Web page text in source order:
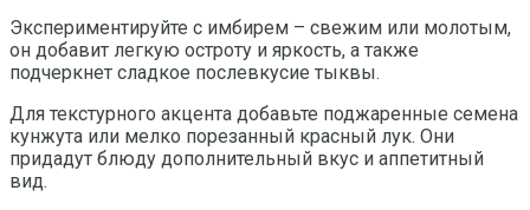
Экспериментируйте с имбирем – свежим или молотым,
он добавит легкую остроту и яркость, а также
подчеркнет сладкое послевкусие тыквы.
Для текстурного акцента добавьте поджаренные семена
кунжута или мелко порезанный красный лук. Они
придадут блюду дополнительный вкус и аппетитный
вид.